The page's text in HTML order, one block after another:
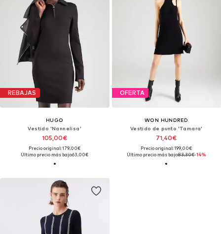
REBAJAS
HUGO
Vestido 'Nannelisa'
105,00€
Precio original: 179,00€
Último precio más bajo:63,00€
OFERTA
WON HUNDRED
Vestido de punto 'Tamara'
71,40€
Precio original: 199,00€
Último precio más bajo:83,30€-14%